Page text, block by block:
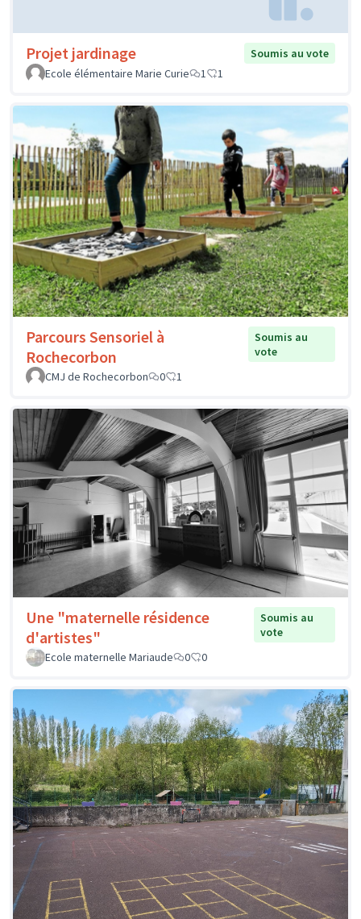
Projet jardinage
Soumis au vote
Ecole élémentaire Marie Curie
1 1
Parcours Sensoriel à
Rochecorbon
Soumis au
vote
CMJ de Rochecorbon
0 1
Une "maternelle résidence
d'artistes"
Soumis au
vote
Ecole maternelle Mariaude
0 0